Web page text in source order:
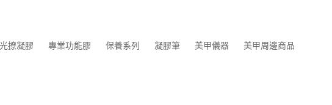
撩凝膠 專業功能膠 保養系列 凝膠筆 美甲儀器 美甲周邊商品